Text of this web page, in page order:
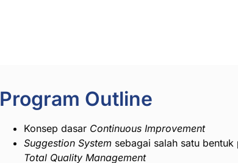
Program Outline
Konsep dasar Continuous Improvement
Suggestion System sebagai salah satu bentuk
Total Quality Management